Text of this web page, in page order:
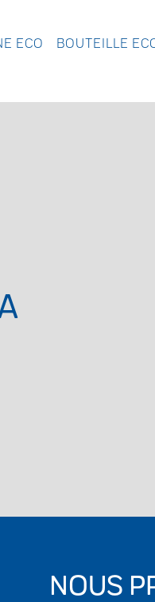
ECO BOUTEILLE
NOUS